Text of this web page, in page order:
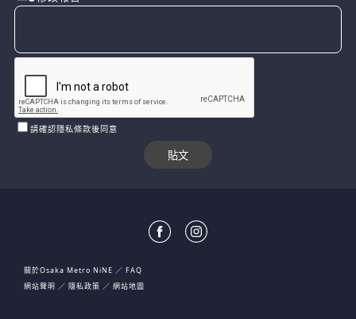
請確認隱私條款後同意
關於Osaka Metro NiNE
FAQ
網站聲明
隱私政策 網站地圖